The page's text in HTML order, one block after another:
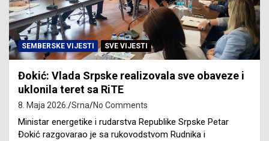
SEMBERSKE VIJESTI SVE VIJESTI
Đokić: Vlada Srpske realizovala sve obaveze i
uklonila teret sa RiTE
8. Maja 2026. Srna No Comments
Ministar energetike i rudarstva Republike Srpske Petar
Đokić razgovarao je sa rukovodstvom Rudnika i